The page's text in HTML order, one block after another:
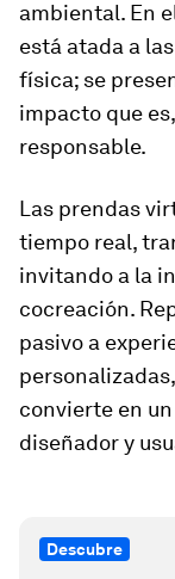
ambiental. En
está atada a
física; se
impacto que
responsable.
Las prendas
tiempo real,
invitando a la
cocreación.
pasivo a
convierte en
diseñador y
Descubre